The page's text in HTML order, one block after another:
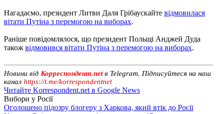
Нагадаємо, президент Литви Даля Грібаускайте відмовилася
вітати Путіна з перемогою на виборах.
Раніше повідомлялося, що президент Польщі Анджей Дуда
також відмовився вітати Путіна з перемогою на виборах.
Новини від Корреспондент.netв Telegram. Підписуйтеся на наш
канал https://t.me/korrespondentnet
Читайте Korrespondent.net в Google News
Вибори у Росії
Оголошено підозру блогеру з Харкова, який втік до Росії